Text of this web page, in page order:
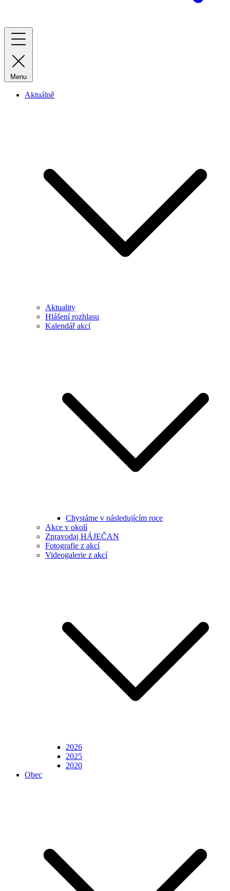
Menu
Aktuálně
Aktuality
Hlášení rozhlasu
Kalendář akcí
Chystáme v následujícím roce
Akce v okolí
Zpravodaj HÁJEČAN
Fotografie z akcí
Videogalerie z akcí
2026
2025
2020
Obec